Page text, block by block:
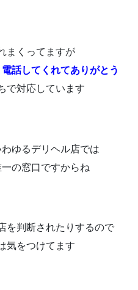
まくってますが
電話してくれてありがとう
で対応しています
ゆるデリヘル店では
の窓口ですからね
を判断されたりするので
気をつけてます